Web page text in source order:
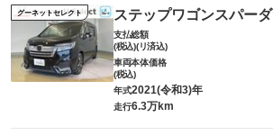
グーネットセレクト ステップワゴンスパーダ
支払総額
(税込)(リ済込)
車両本体価格
(税込)
年式2021(令和3)年
走行6.3万km